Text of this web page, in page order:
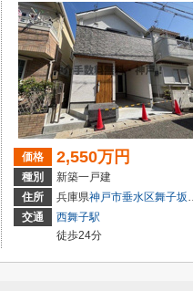
道15-1
価格 2,550万円
種別
新築一戸建
住所
兵庫県神戸市垂水区舞子坂
交通
西舞子駅
徒歩24分